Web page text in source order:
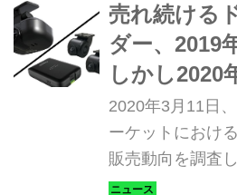
売れ続ける
ダー、2019
しかし2020
場になりそ
2020年3月11日
ーケットにおけ
販売動向を調査
は、2019年の調